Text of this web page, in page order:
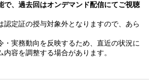
、過去回はオンデマンド配信にてご視聴
定証の授与対象外となりますので、あら
実務動向を反映するため、直近の状況に
容を調整する場合があります。